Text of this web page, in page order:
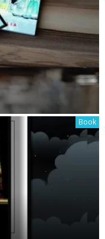
Book